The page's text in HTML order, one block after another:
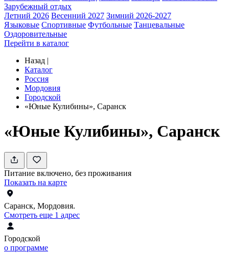
Зарубежный отдых
Летний 2026 Весенний 2027 Зимний 2026-2027
Языковые Спортивные Футбольные Танцевальные
Оздоровительные
Перейти в каталог
Назад |
Каталог
Россия
Мордовия
Городской
«Юные Кулибины», Саранск
«Юные Кулибины», Саранск
Питание включено, без проживания
Показать на карте
Саранск, Мордовия.
Смотреть еще 1 адрес
Городской
о программе